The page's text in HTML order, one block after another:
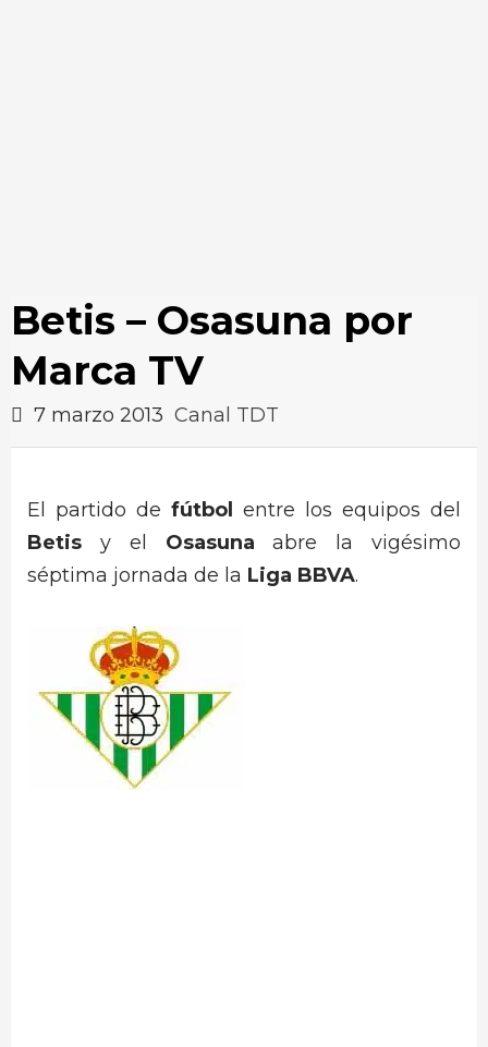
Betis – Osasuna por
Marca TV
7 marzo 2013 Canal TDT
El partido de fútbol
entre los equipos del
Betis y el Osasunaabre la vigésimo
séptima jornada de la Liga BBVA.